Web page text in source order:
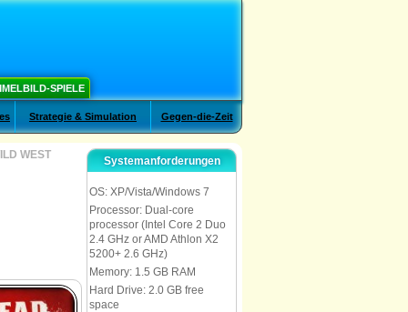
SPIELE
Strategie & Simulation Gegen-die-Zeit
WEST Systemanforderungen
OS: XP/Vista/Windows 7
Processor: Dual-core
processor (Intel Core 2 Duo
2.4 GHz or AMD Athlon X2
5200+ 2.6 GHz)
Memory: 1.5 GB RAM
Hard Drive: 2.0 GB free
space